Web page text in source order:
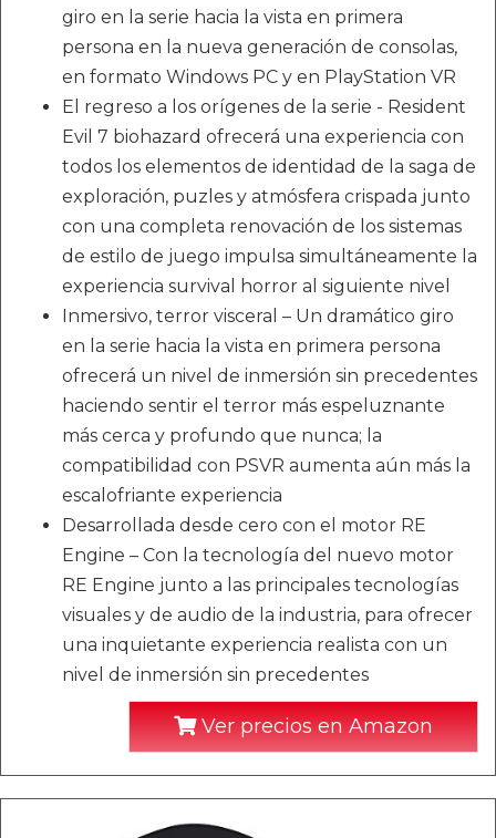
giro en la serie hacia la vista en primera
persona en la nueva generación de consolas,
en formato Windows PC y en PlayStation VR
El regreso a los orígenes de la serie - Resident
Evil 7 biohazard ofrecerá una experiencia con
todos los elementos de identidad de la saga de
exploración, puzles y atmósfera crispada junto
con una completa renovación de los sistemas
de estilo de juego impulsa simultáneamente la
experiencia survival horror al siguiente nivel
Inmersivo, terror visceral – Un dramático giro
en la serie hacia la vista en primera persona
ofrecerá un nivel de inmersión sin precedentes
haciendo sentir el terror más espeluznante
más cerca y profundo que nunca; la
compatibilidad con PSVR aumenta aún más la
escalofriante experiencia
Desarrollada desde cero con el motor RE
Engine – Con la tecnología del nuevo motor
RE Engine junto a las principales tecnologías
visuales y de audio de la industria, para ofrecer
una inquietante experiencia realista con un
nivel de inmersión sin precedentes
Ver precios en Amazon